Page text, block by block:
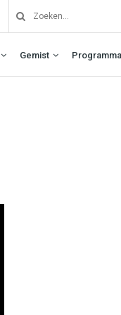
Gemist